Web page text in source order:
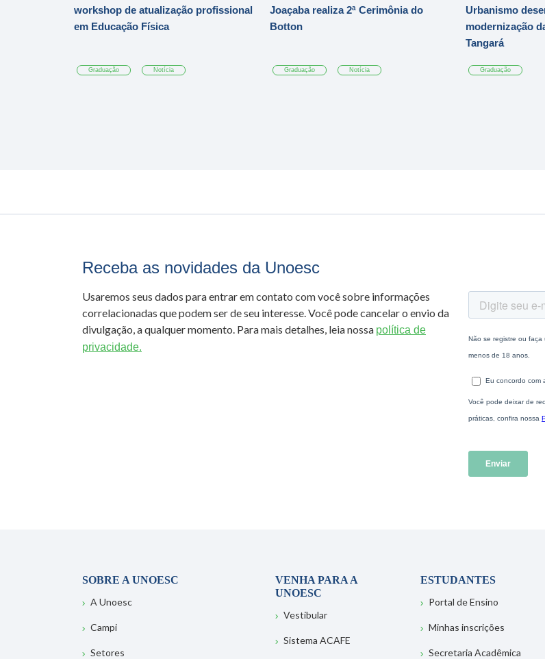
workshop de atualização profissional
em Educação Física
Graduação Notícia
Joaçaba realiza 2ª Cerimônia do
Botton
Graduação Notícia
Urbanismo
modernização
Tangará
Graduação
Receba as novidades da Unoesc
Usaremos seus dados para entrar em contato com você sobre informações
correlacionadas que podem ser de seu interesse. Você pode cancelar o envio da
divulgação, a qualquer momento. Para mais detalhes, leia nossa política de
privacidade.
SOBRE A UNOESC
A Unoesc
Campi
Setores
VENHA PARA A
UNOESC
Vestibular
Sistema ACAFE
ESTUDANTES
Portal de Ensino
Minhas inscrições
Secretaria Acadêmica